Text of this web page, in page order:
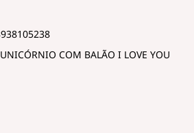
COM BALÃO I LOVE YOU